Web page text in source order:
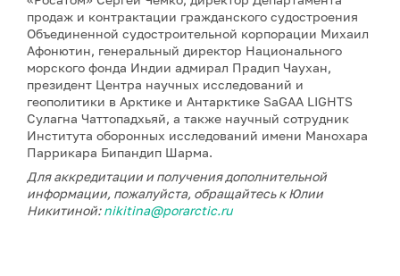
продаж и контрактации гражданского судостроения
Объединенной судостроительной корпорации Михаил
Афонютин, генеральный директор Национального
морского фонда Индии адмирал Прадип Чаухан,
президент Центра научных исследований и
геополитики в Арктике и Антарктике SaGAA LIGHTS
Сулагна Чаттопадхьяй, а также научный сотрудник
Института оборонных исследований имени Манохара
Паррикара Бипандип Шарма.
Для аккредитации и получения дополнительной
информации, пожалуйста, обращайтесь к Юлии
Никитиной:nikitina@porarctic.ru